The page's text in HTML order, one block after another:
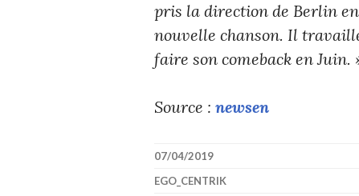
pris la direction de Berlin
nouvelle chanson. Il
faire son comeback en Juin.
Source : newsen
07/04/2019
EGO_CENTRIK